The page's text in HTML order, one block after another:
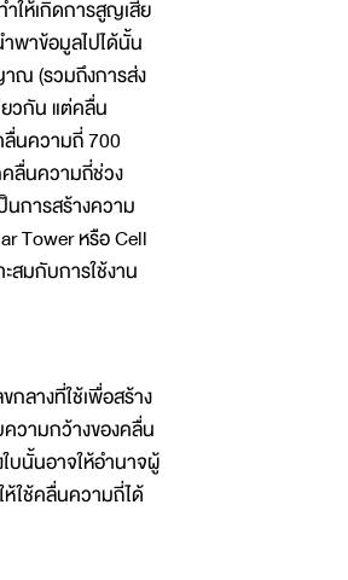
ห้เกิดการสูญเสีย
พาข้อมูลไปได้นั้น
ณ (รวมถึงการส่ง
วกัน แต่คลื่น
นความถี่ 700
ลื่นความถี่ช่วง
นการสร้างความ
Tower หรือ Cell
สมกับการใช้งาน
ลางที่ใช้เพื่อสร้าง
ความกว้างของคลื่น
บนั้นอาจให้อำนาจผู้
ใช้คลื่นความถี่ได้